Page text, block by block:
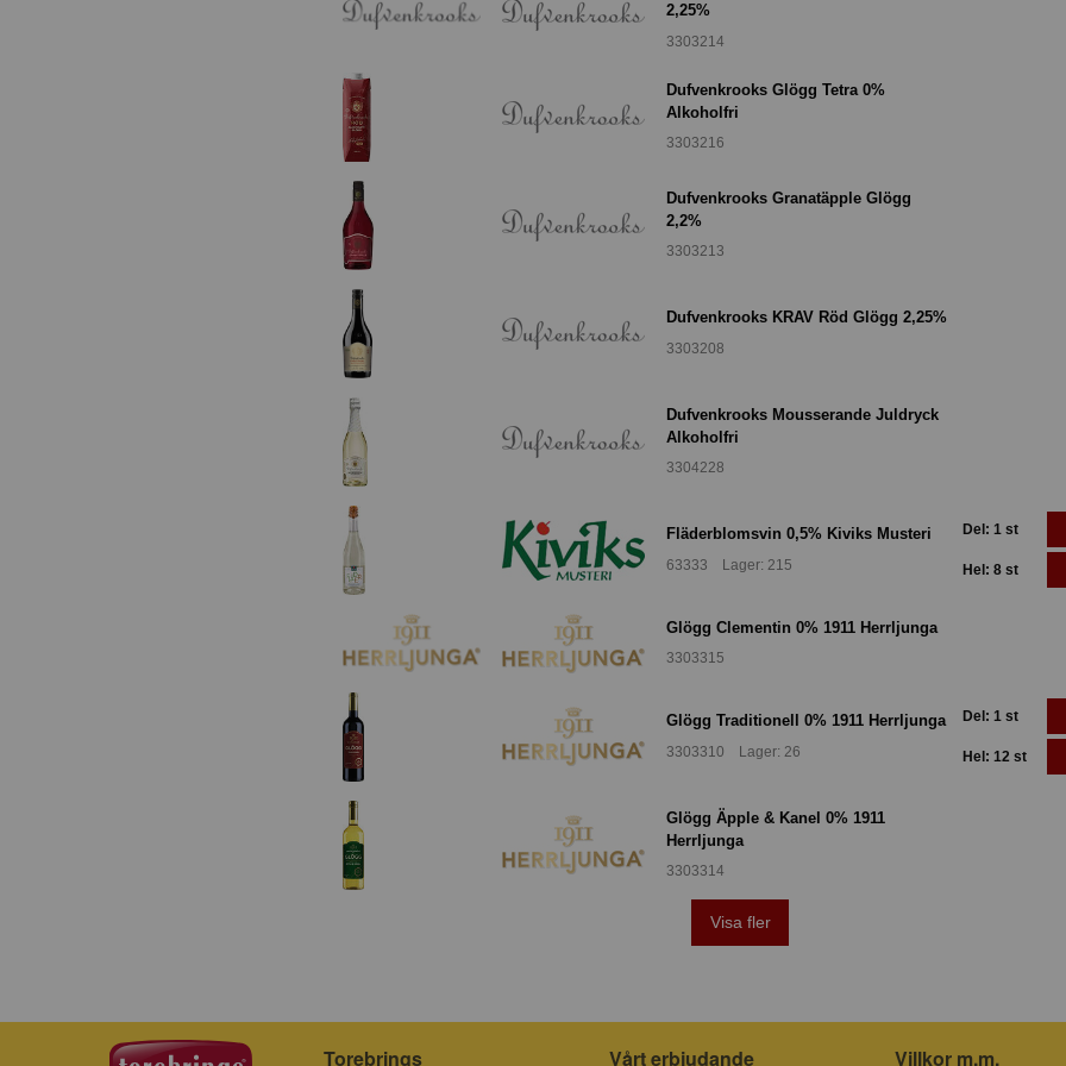
2,25%
3303214
Dufvenkrooks Glögg Tetra 0%
Alkoholfri
3303216
Dufvenkrooks Granatäpple Glögg
2,2%
3303213
Dufvenkrooks KRAV Röd Glögg 2,25%
3303208
Dufvenkrooks Mousserande Juldryck
Alkoholfri
3304228
Fläderblomsvin 0,5% Kiviks Musteri
63333 Lager: 215
Del: 1 st
Hel: 8 st
Glögg Clementin 0% 1911 Herrljunga
3303315
Glögg Traditionell 0% 1911 Herrljunga
3303310 Lager: 26
Del: 1 st
Hel: 12 st
Glögg Äpple & Kanel 0% 1911
Herrljunga
3303314
Visa fler
Torebrings Vårt erbjudande Villkor m.m.